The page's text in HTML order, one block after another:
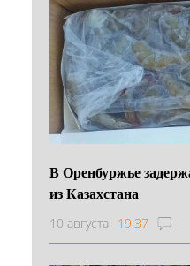
В Оренбуржье
из Казахстана
10 августа 19:37